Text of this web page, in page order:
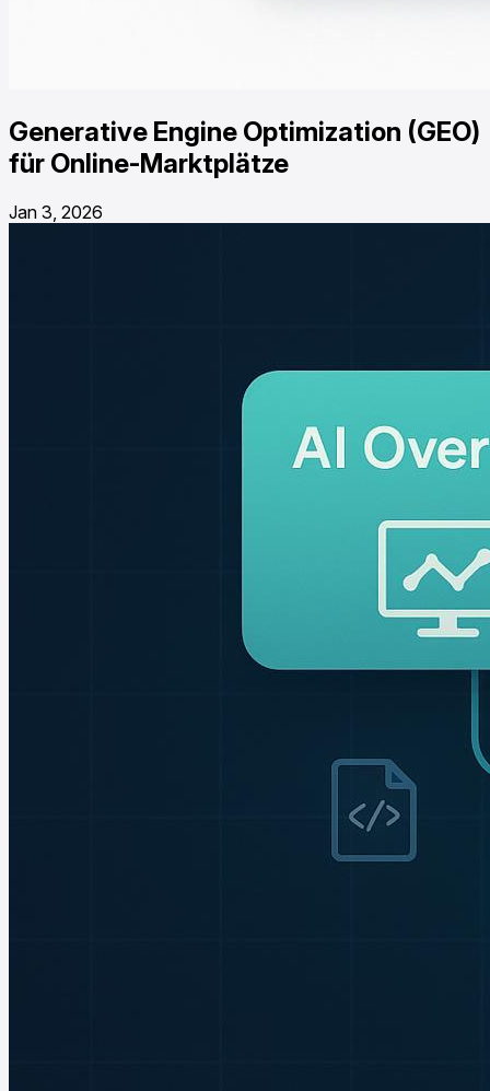
Generative Engine Optimization (GEO)
für Online-Marktplätze
Jan 3, 2026